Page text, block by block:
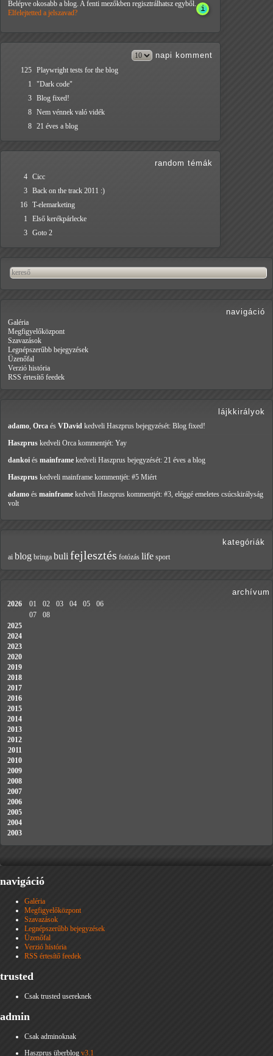
Belépve okosabb a blog. A fenti mezőkben regisztrálhatsz egyből.
Elfelejtetted a jelszavad?
napi komment
125 Playwright tests for the blog
1
"Dark code"
3 Blog fixed!
8 Nem vénnek való vidék
8 21 éves a blog
random témák
4 Cicc
3 Back on the track 2011 :)
16 T-elemarketing
1
Első kerékpárlecke
3 Goto 2
navigáció
Galéria
Megfigyelőközpont
Szavazások
Legnépszerűbb bejegyzések
Üzenőfal
Verzió história
RSS értesítő feedek
lájkkirályok
adamo, Orca és VDavid kedveli Haszprus bejegyzését: Blog fixed!
Haszprus kedveli Orca kommentjét: Yay
dankoi és mainframe kedveli Haszprus bejegyzését: 21 éves a blog
Haszprus kedveli mainframe kommentjét: #5 Miért
adamo és mainframe kedveli Haszprus kommentjét: #3, eléggé emeletes csúcskirályság
volt
kategóriák
ai blog bringa buli fejlesztés fotózás life sport
archívum
2026 01 02 03 04 05
06
07
08
2025
2024
2023
2020
2019
2018
2017
2016
2015
2014
2013
2012
2011
2010
2009
2008
2007
2006
2005
2004
2003
navigáció
Galéria
Megfigyelőközpont
Szavazások
Legnépszerűbb bejegyzések
Üzenőfal
Verzió história
RSS értesítő feedek
trusted
Csak trusted usereknek
admin
Csak adminoknak
Haszprus überblog v3.1